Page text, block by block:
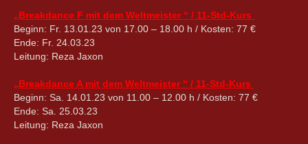
„Breakdance F mit dem Weltmeister “ / 11-Std-Kurs
Beginn: Fr. 13.01.23 von 17.00 – 18.00 h / Kosten: 77 €
Ende: Fr. 24.03.23
Leitung: Reza Jaxon
„Breakdance A mit dem Weltmeister “ / 11-Std-Kurs
Beginn: Sa. 14.01.23 von 11.00 – 12.00 h / Kosten: 77 €
Ende: Sa. 25.03.23
Leitung: Reza Jaxon